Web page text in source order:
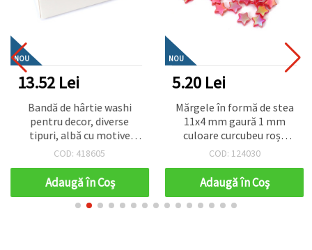
NOU
13.52 Lei
Bandă de hârtie washi
pentru decor, diverse
tipuri, albă cu motive
aurii, 15 mm - 6 role x 2
COD: 418605
Adaugă în Coş
NOU
5.20 Lei
Mărgele în formă de stea
11x4 mm gaură 1 mm
culoare curcubeu roșu
deschis -20 grame ~ 90
COD: 124030
Adaugă în Coş